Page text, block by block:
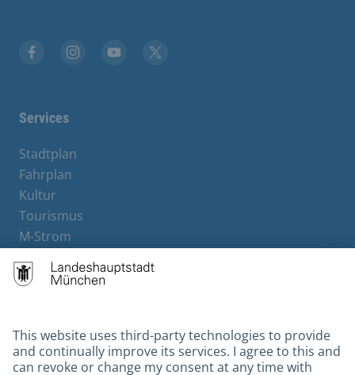
Services
Stadtplan
Fahrplan
Kultur
Tourismus
M-Strom
Hotels
Contact
Barrierefreiheit